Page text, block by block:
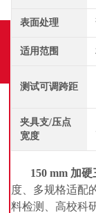
表面处理
适用范围
测试可调跨距
夹具支/压点
宽度
150 mm 加
度、多规格适配
料检测、高校科